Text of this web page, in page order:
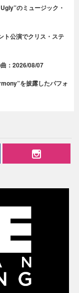
のミュージック・
ト公演でクリス・ステ
：2026/08/07
を披露したパフォ